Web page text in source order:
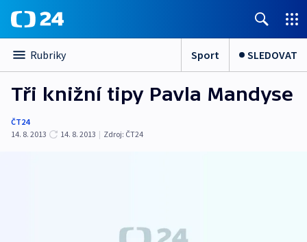
Rubriky Sport SLEDOVAT
Tři knižní tipy Pavla Mandyse
ČT24
14. 8. 2013
14. 8. 2013 | Zdroj: ČT24